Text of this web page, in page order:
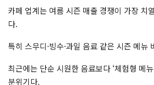
카페 업계는 여름 시즌 매출 경쟁이 가장 치
다.
특히 스무디·빙수·과일 음료 같은 시즌 메뉴
최근에는 단순 시원한 음료보다 ‘체험형 메
분위기다.